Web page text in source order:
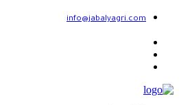
info@jabalyagri.com